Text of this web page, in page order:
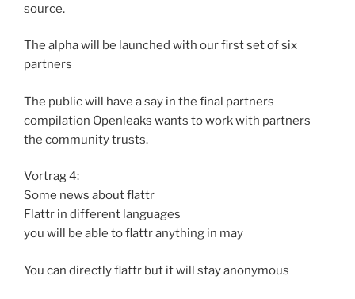
source.
The alpha will be launched with our first set of six
partners
The public will have a say in the final partners
compilation Openleaks wants to work with partners
the community trusts.
Vortrag 4:
Some news about flattr
Flattr in different languages
you will be able to flattr anything in may
You can directly flattr but it will stay anonymous